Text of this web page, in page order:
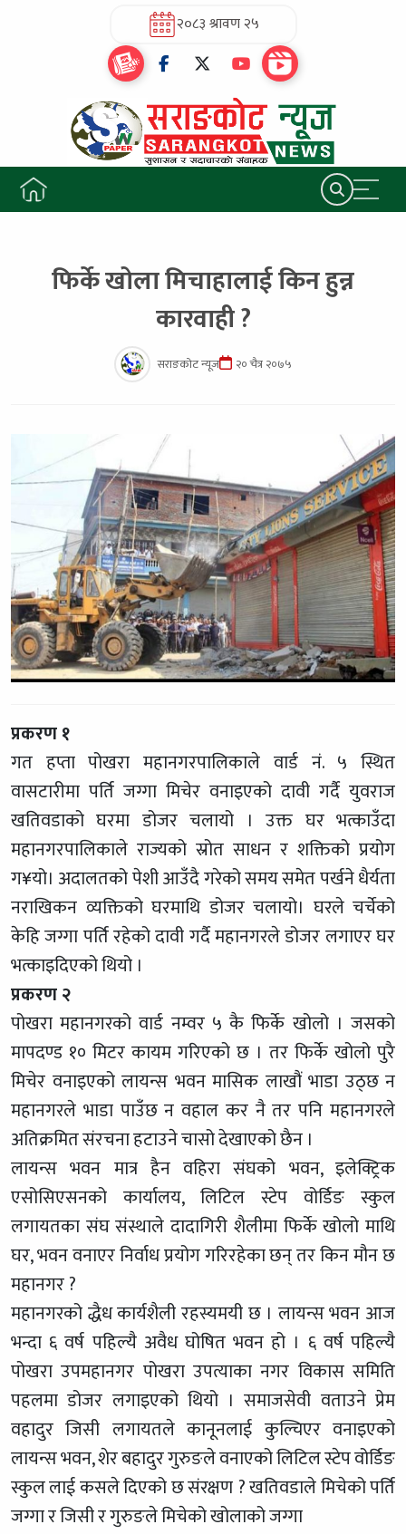
२०८३ श्रावण २५
फिर्के खोला मिचाहालाई किन हुन्न
कारवाही ?
सराङकोट न्यूज २० चैत्र २०७५
प्रकरण १
गत हप्ता पोखरा महानगरपालिकाले वार्ड नं. ५ स्थित
वासटारीमा पर्ति जग्गा मिचेर वनाइएको दावी गर्दै युवराज
खतिवडाको घरमा डोजर चलायो । उक्त घर भत्काउँदा
महानगरपालिकाले राज्यको स्रोत साधन र शक्तिको प्रयोग
ग¥यो। अदालतको पेशी आउँदै गरेको समय समेत पर्खने धैर्यता
नराखिकन व्यक्तिको घरमाथि डोजर चलायो। घरले चर्चेको
केहि जग्गा पर्ति रहेको दावी गर्दै महानगरले डोजर लगाएर घर
भत्काइदिएको थियो ।
प्रकरण २
पोखरा महानगरको वार्ड नम्वर ५ कै फिर्के खोलो । जसको
मापदण्ड १० मिटर कायम गरिएको छ । तर फिर्के खोलो पुरै
मिचेर वनाइएको लायन्स भवन मासिक लाखौं भाडा उठ्छ न
महानगरले भाडा पाउँछ न वहाल कर नै तर पनि महानगरले
अतिक्रमित संरचना हटाउने चासो देखाएको छैन ।
लायन्स भवन मात्र हैन वहिरा संघको भवन, इलेक्ट्रिक
एसोसिएसनको कार्यालय, लिटिल स्टेप वोर्डिङ स्कुल
लगायतका संघ संस्थाले दादागिरी शैलीमा फिर्के खोलो माथि
घर, भवन वनाएर निर्वाध प्रयोग गरिरहेका छन् तर किन मौन छ
महानगर ?
महानगरको द्धैध कार्यशैली रहस्यमयी छ । लायन्स भवन आज
भन्दा ६ वर्ष पहिल्यै अवैध घोषित भवन हो । ६ वर्ष पहिल्यै
पोखरा उपमहानगर पोखरा उपत्याका नगर विकास समिति
पहलमा डोजर लगाइएको थियो । समाजसेवी वताउने प्रेम
वहादुर जिसी लगायतले कानूनलाई कुल्चिएर वनाइएको
लायन्स भवन, शेर बहादुर गुरुङले वनाएको लिटिल स्टेप वोर्डिङ
स्कुल लाई कसले दिएको छ संरक्षण ? खतिवडाले मिचेको पर्ति
जग्गा र जिसी र गुरुङले मिचेको खोलाको जग्गा